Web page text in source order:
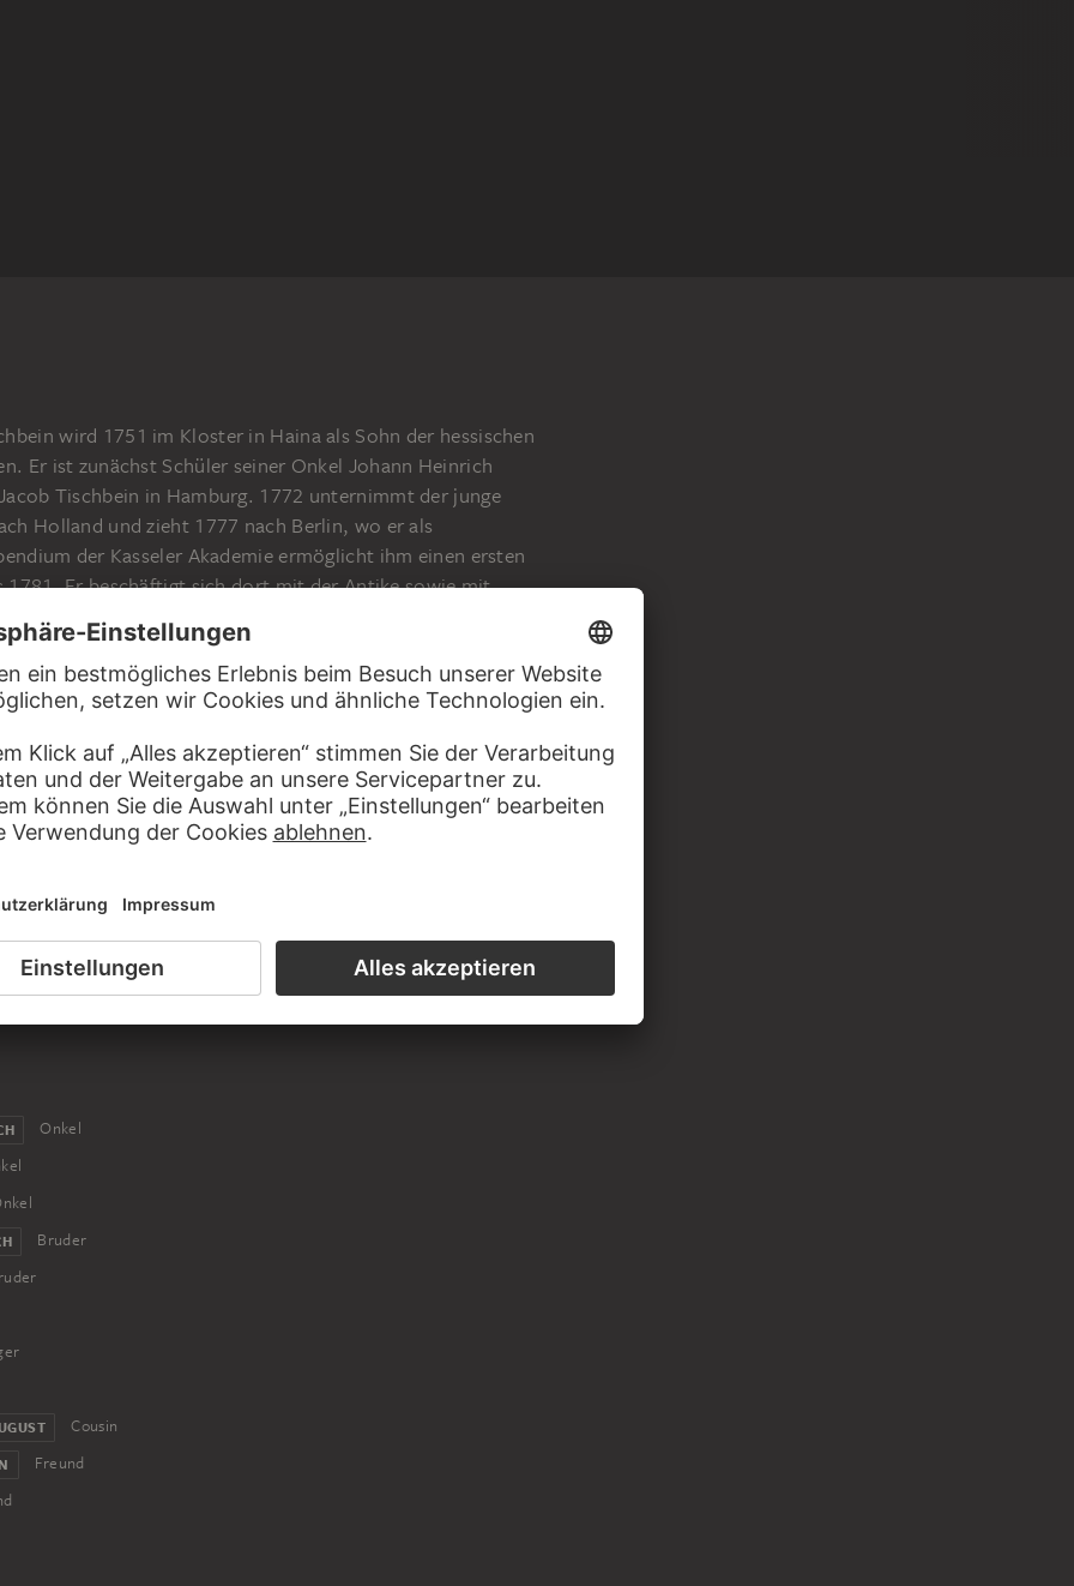
wird 1751 im Kloster in Haina als Sohn der hessischen
Er ist zunächst Schüler seiner Onkel Johann Heinrich
Tischbein in Hamburg. 1772 unternimmt der junge
Holland und zieht 1777 nach Berlin, wo er als
der Kasseler Akademie ermöglicht ihm einen ersten
Er beschäftigt sich dort mit der Antike sowie mit
italienischen Malerei. Ab 1781 lebt er zwischenzeitlich
zweiten Italienreise, wo er sich v. a. der Historienmalerei
auf. In Rom lernt er 1786 Johann Wolfgang von Goethe
sogar anfangs in seiner Wohnung. Die folgenden Monate
"Goethe in der Campagna". 1789 wird Tischbein zum
Künste in Neapel ernannt. 1799 verlässt Tischbein
nieder. Ab 1808 ist er Hofmaler in Eutin, wo er 1829
WEITERLESEN
HEINRICH WILHELM
STEHEN
Großvater
Onkel
Bruder
Cousin
Freund